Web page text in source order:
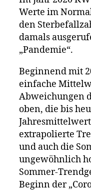
Werte im
den
damals
„Pandemie“.
Beginnend mit
einfache
Abweichungen
oben, die bis
extrapolierte
und auch die
ungewöhnlich
Sommer-
Beginn der